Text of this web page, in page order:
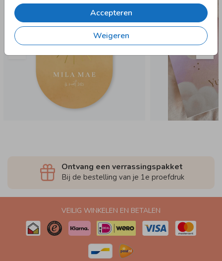
Accepteren
Weigeren
Ontvang een verrassingspakket
Bij de bestelling van je 1e proefdruk
VEILIG WINKELEN EN BETALEN